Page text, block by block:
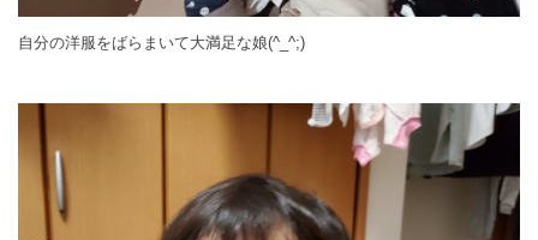
自分の洋服をばらまいて大満足な娘(^_^;)